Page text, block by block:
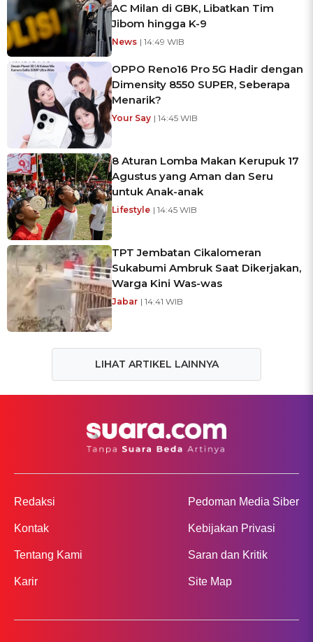
AC Milan di GBK, Libatkan Tim
Jibom hingga K-9
News | 14:49 WIB
OPPO Reno16 Pro 5G Hadir dengan
Dimensity 8550 SUPER, Seberapa
Menarik?
Your Say | 14:45 WIB
8 Aturan Lomba Makan Kerupuk 17
Agustus yang Aman dan Seru
untuk Anak-anak
Lifestyle | 14:45 WIB
TPT Jembatan Cikalomeran
Sukabumi Ambruk Saat Dikerjakan,
Warga Kini Was-was
Jabar | 14:41 WIB
LIHAT ARTIKEL LAINNYA
Redaksi
Kontak
Tentang Kami
Karir
Pedoman Media Siber
Kebijakan Privasi
Saran dan Kritik
Site Map